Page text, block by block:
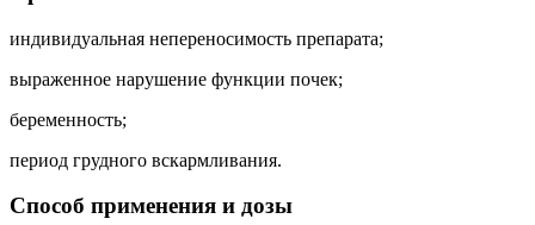
индивидуальная непереносимость препарата;
выраженное нарушение функции почек;
беременность;
период грудного вскармливания.
Способ применения и дозы